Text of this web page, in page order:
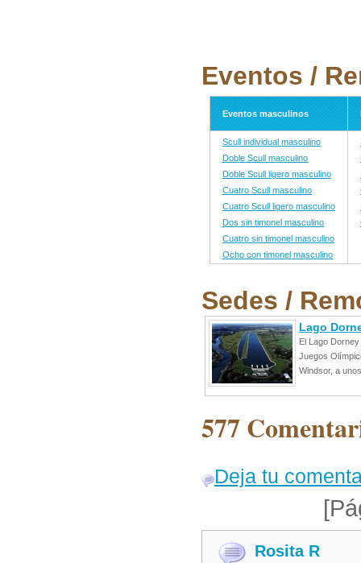
Eventos /
Eventos masculinos
Scull individual masculino
Doble Scull masculino
Doble Scull ligero masculino
Cuatro Scull masculino
Cuatro Scull ligero masculino
Dos sin timonel masculino
Cuatro sin timonel masculino
Ocho con timonel masculino
Sedes /
Lago
El Lago
Juegos
Windsor, a
577
Deja tu
Rosita R